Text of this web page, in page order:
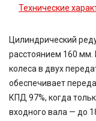
Технические
Цилиндрический
расстоянием 160 мм.
колеса в двух
обеспечивает
КПД 97%, когда
входного вала — до